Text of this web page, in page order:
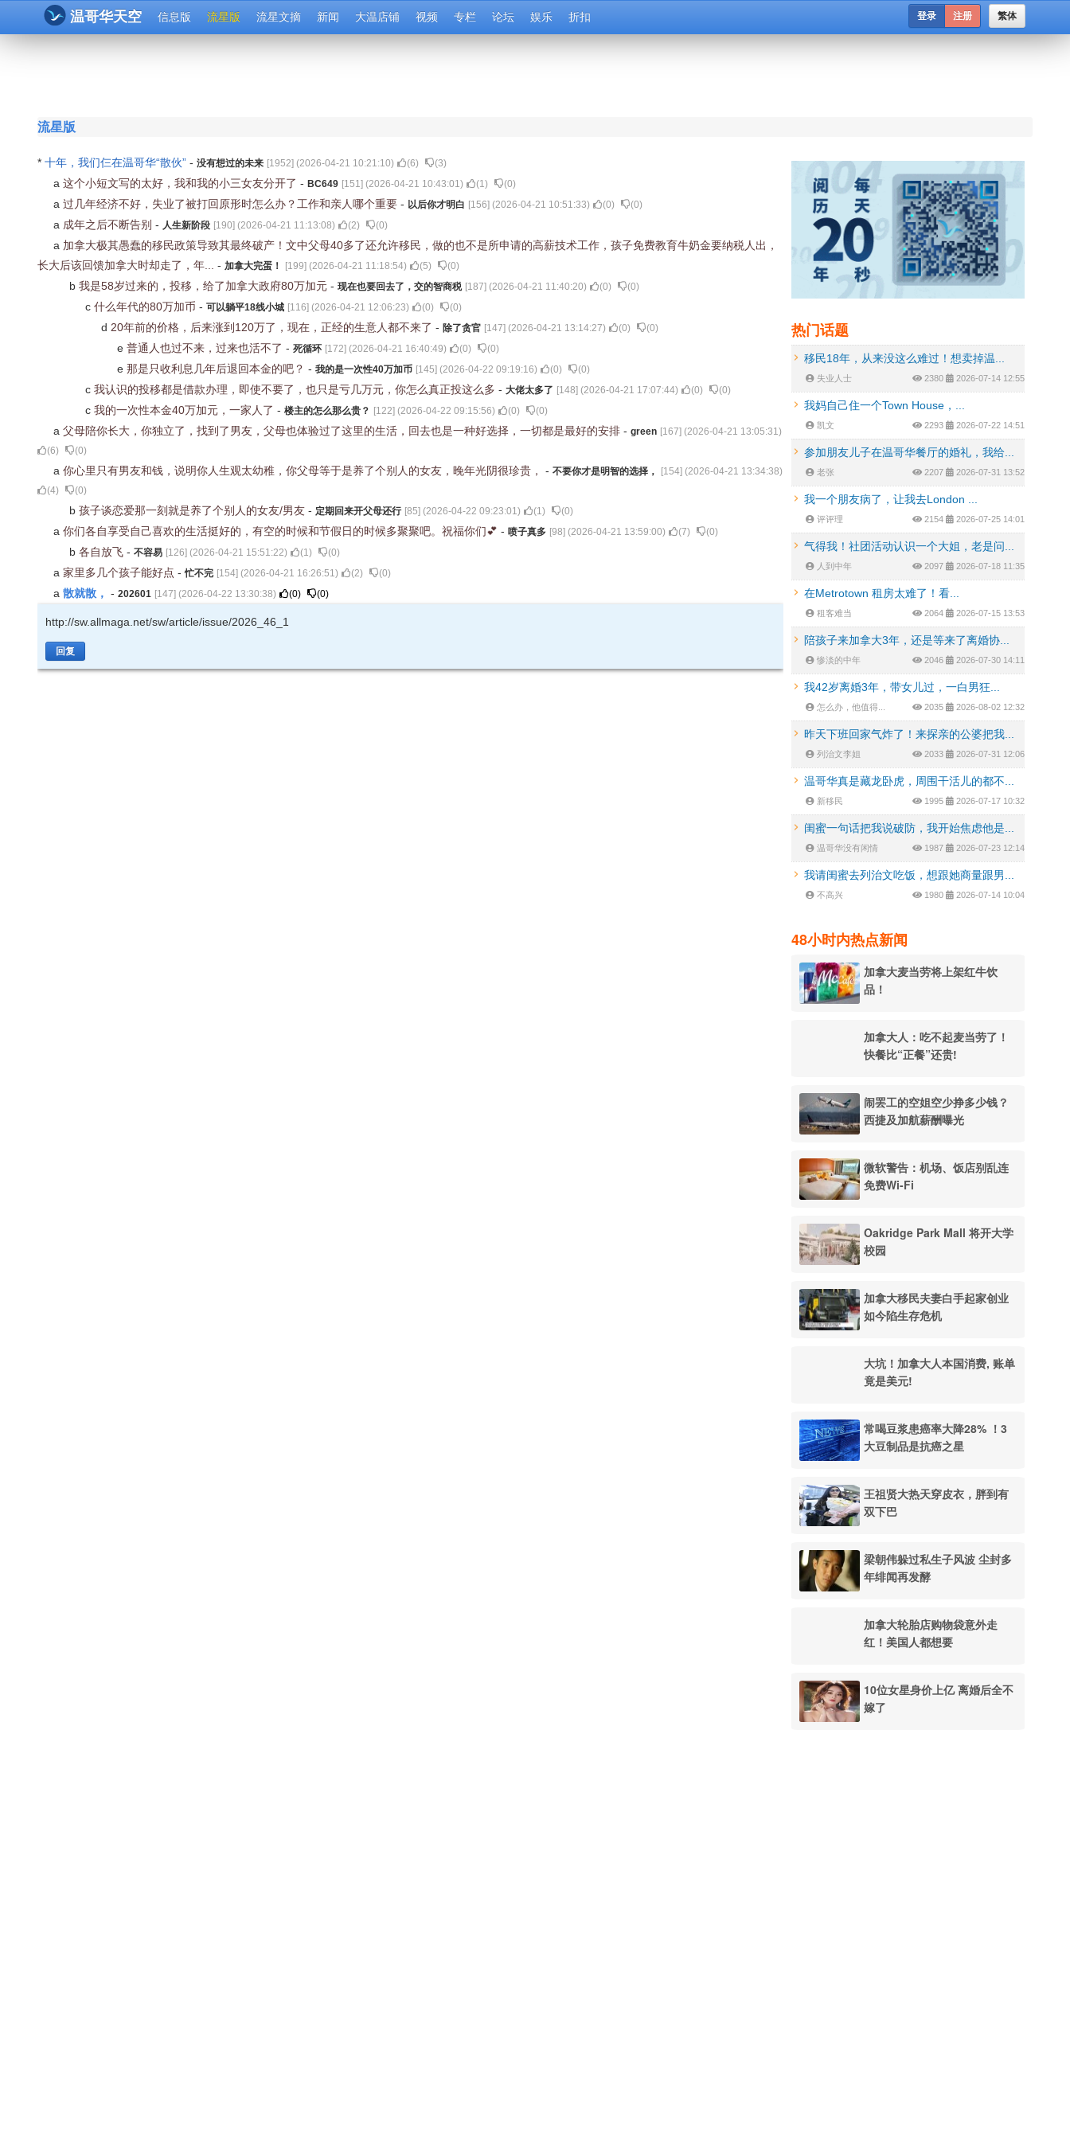
温哥华天空 信息版 流星版 流星文摘 新闻 大温店铺 视频 专栏 论坛 娱乐 折扣 繁体
登录 注册
流星版
* 十年，我们仨在温哥华“散伙” - 没有想过的未来 [1952] (2026-04-21 10:21:10) (6) (3)
a 这个小短文写的太好，我和我的小三女友分开了 - BC649 [151] (2026-04-21 10:43:01) (1) (0)
a 过几年经济不好，失业了被打回原形时怎么办？工作和亲人哪个重要 - 以后你才明白 [156] (2026-04-21 10:51:33) (0) (0)
a 成年之后不断告别 - 人生新阶段 [190] (2026-04-21 11:13:08) (2) (0)
a 加拿大极其愚蠢的移民政策导致其最终破产！文中父母40多了还允许移民，做的也不是所申请的高薪技术工作，孩子免费教育牛奶金要纳税人出，
长大后该回馈加拿大时却走了，年... - 加拿大完蛋！ [199] (2026-04-21 11:18:54) (5) (0)
b 我是58岁过来的，投移，给了加拿大政府80万加元 - 现在也要回去了，交的智商税 [187] (2026-04-21 11:40:20) (0) (0)
c 什么年代的80万加币 - 可以躺平18线小城 [116] (2026-04-21 12:06:23) (0) (0)
d 20年前的价格，后来涨到120万了，现在，正经的生意人都不来了 - 除了贪官 [147] (2026-04-21 13:14:27) (0) (0)
e 普通人也过不来，过来也活不了 - 死循环 [172] (2026-04-21 16:40:49) (0) (0)
e 那是只收利息几年后退回本金的吧？ - 我的是一次性40万加币 [145] (2026-04-22 09:19:16) (0) (0)
c 我认识的投移都是借款办理，即使不要了，也只是亏几万元，你怎么真正投这么多 - 大佬太多了 [148] (2026-04-21 17:07:44) (0) (0)
c 我的一次性本金40万加元，一家人了 - 楼主的怎么那么贵？ [122] (2026-04-22 09:15:56) (0) (0)
a 父母陪你长大，你独立了，找到了男友，父母也体验过了这里的生活，回去也是一种好选择，一切都是最好的安排 - green [167] (2026-04-21 13:05:31)
(6) (0)
a 你心里只有男友和钱，说明你人生观太幼稚，你父母等于是养了个别人的女友，晚年光阴很珍贵， - 不要你才是明智的选择， [154] (2026-04-21 13:34:38)
(4) (0)
b 孩子谈恋爱那一刻就是养了个别人的女友/男友 - 定期回来开父母还行 [85] (2026-04-22 09:23:01) (1) (0)
a 你们各自享受自己喜欢的生活挺好的，有空的时候和节假日的时候多聚聚吧。祝福你们💕 - 喷子真多 [98] (2026-04-21 13:59:00) (7) (0)
b 各自放飞 - 不容易 [126] (2026-04-21 15:51:22) (1) (0)
a 家里多几个孩子能好点 -忙不完 [154] (2026-04-21 16:26:51) (2) (0)
a 散就散， - 202601 [147] (2026-04-22 13:30:38) (0) (0)
http://sw.allmaga.net/sw/article/issue/2026_46_1
回复
热门话题
移民18年，从来没这么难过！想卖掉温...
失业人士 2380 2026-07-14 12:55
我妈自己住一个Town House，...
凯文 2293 2026-07-22 14:51
参加朋友儿子在温哥华餐厅的婚礼，我给...
老张 2207 2026-07-31 13:52
我一个朋友病了，让我去London ...
评评理 2154 2026-07-25 14:01
气得我！社团活动认识一个大姐，老是问...
人到中年 2097 2026-07-18 11:35
在Metrotown 租房太难了！看...
租客难当 2064 2026-07-15 13:53
陪孩子来加拿大3年，还是等来了离婚协...
惨淡的中年 2046 2026-07-30 14:11
我42岁离婚3年，带女儿过，一白男狂...
怎么办，他值得... 2035 2026-08-02 12:32
昨天下班回家气炸了！来探亲的公婆把我...
列治文李姐 2033 2026-07-31 12:06
温哥华真是藏龙卧虎，周围干活儿的都不...
新移民 1995 2026-07-17 10:32
闺蜜一句话把我说破防，我开始焦虑他是...
温哥华没有闲情 1987 2026-07-23 12:14
我请闺蜜去列治文吃饭，想跟她商量跟男...
不高兴 1980 2026-07-14 10:04
48小时内热点新闻
加拿大麦当劳将上架红牛饮
品！
加拿大人：吃不起麦当劳了！
快餐比“正餐”还贵!
闹罢工的空姐空少挣多少钱？
西捷及加航薪酬曝光
微软警告：机场、饭店别乱连
免费Wi-Fi
Oakridge Park Mall 将开大学
校园
加拿大移民夫妻白手起家创业
如今陷生存危机
大坑！加拿大人本国消费, 账单
竟是美元!
常喝豆浆患癌率大降28% ！3
大豆制品是抗癌之星
王祖贤大热天穿皮衣，胖到有
双下巴
梁朝伟躲过私生子风波 尘封多
年绯闻再发酵
加拿大轮胎店购物袋意外走
红！美国人都想要
10位女星身价上亿 离婚后全不
嫁了